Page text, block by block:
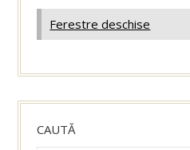
Ferestre deschise
CAUTĂ